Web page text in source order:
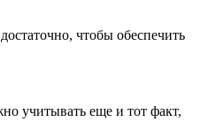
чтобы обеспечить
учитывать еще и тот факт,